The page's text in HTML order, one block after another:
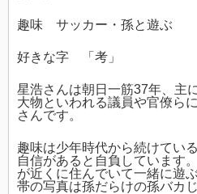
趣味 サッカー・孫と遊ぶ
好きな字 「考」
星浩さんは朝日一筋37年、主
大物といわれる議員や官僚ら
さんです。
趣味は少年時代から続けてい
自信があると自負しています
が近くに住んでいて一緒に遊
帯の写真は孫だらけの孫バカ